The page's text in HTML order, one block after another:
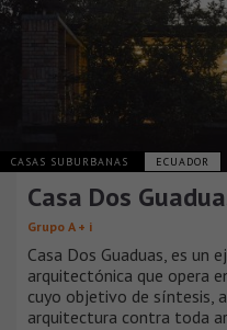
CASAS SUBURBANAS ECUADOR
Casa Dos
Grupo A + i
Casa Dos Guaduas, es un
arquitectónica que opera
cuyo objetivo de síntesis,
arquitectura contra toda